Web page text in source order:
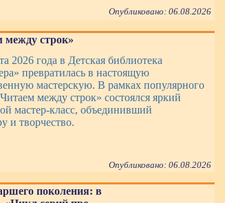
Опубликовано: 06.08.2026
между строк»
2026 года в Детская библиотека
превратилась в настоящую
мастерскую. В рамках популярного
между строк» состоялся яркий
мастер-класс, объединивший
и творчество.
Опубликовано: 06.08.2026
поколения: в